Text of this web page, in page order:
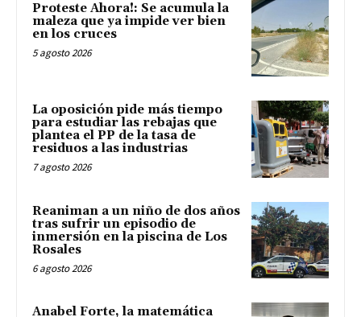
Proteste Ahora!: Se acumula la
maleza que ya impide ver bien
en los cruces
5 agosto 2026
La oposición pide más tiempo
para estudiar las rebajas que
plantea el PP de la tasa de
residuos a las industrias
7 agosto 2026
Reaniman a un niño de dos años
tras sufrir un episodio de
inmersión en la piscina de Los
Rosales
6 agosto 2026
Anabel Forte, la matemática